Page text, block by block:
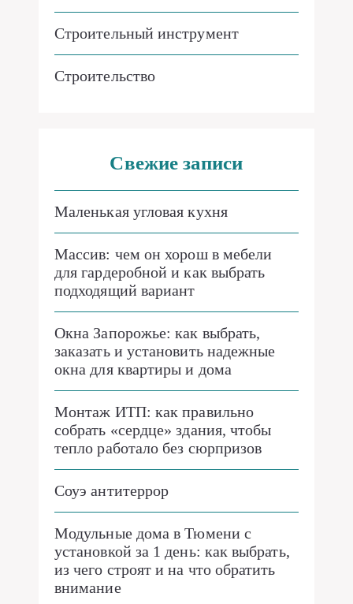
Строительный инструмент
Строительство
Свежие записи
Маленькая угловая кухня
Массив: чем он хорош в мебели
для гардеробной и как выбрать
подходящий вариант
Окна Запорожье: как выбрать,
заказать и установить надежные
окна для квартиры и дома
Монтаж ИТП: как правильно
собрать «сердце» здания, чтобы
тепло работало без сюрпризов
Соуэ антитеррор
Модульные дома в Тюмени с
установкой за 1 день: как выбрать,
из чего строят и на что обратить
внимание